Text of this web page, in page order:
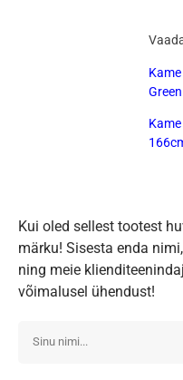
Green
Kui oled sellest tootest
märku! Sisesta enda
ning meie
võimalusel ühendust!